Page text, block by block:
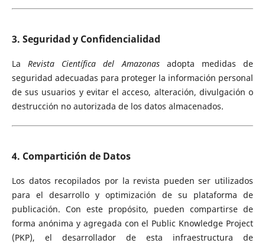
3. Seguridad y Confidencialidad
LaRevista Científica del Amazonasadopta medidas de
seguridad adecuadas para proteger la información personal
de sus usuarios y evitar el acceso, alteración, divulgación o
destrucción no autorizada de los datos almacenados.
4. Compartición de Datos
Los datos recopilados por la revista pueden ser utilizados
para el desarrollo y optimización de su plataforma de
publicación. Con este propósito, pueden compartirse de
forma anónima y agregada con el Public Knowledge Project
(PKP), el desarrollador de esta infraestructura de